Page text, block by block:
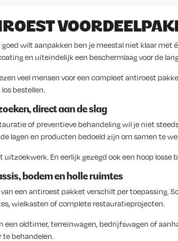
goed wilt aanpakken ben je meestal niet klaar
en uiteindelijk een beschermlaag voor de
veel mensen voor een compleet antiroest
bestellen.
direct aan de slag
of preventieve behandeling wil je niet
lagen en producten bedoeld zijn om samen te
uitzoekwerk. En eerlijk gezegd ook een hoop losse
bodem en holle ruimtes
een antiroest pakket verschilt per toepassing.
wielkasten of complete restauratieprojecten.
een oldtimer, terreinwagen, bedrijfswagen of
te behandelen.